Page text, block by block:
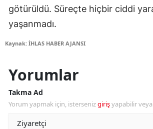
götürüldü. Süreçte hiçbir ciddi
yaşanmadı.
Kaynak: İHLAS HABER AJANSI
Yorumlar
Takma Ad
Yorum yapmak için, istersenizgirişyapabilir veya